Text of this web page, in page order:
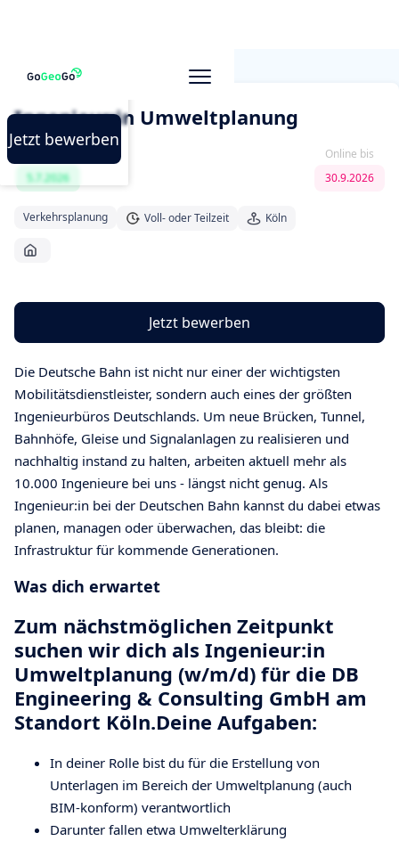
Jetzt bewerben
Alle Jobs
Ingenieur:in Umweltplanung
5.7.2026
Online bis
30.9.2026
Verkehrsplanung Voll- oder Teilzeit Köln
Jetzt bewerben
Die Deutsche Bahn ist nicht nur einer der wichtigsten
Mobilitätsdienstleister, sondern auch eines der größten
Ingenieurbüros Deutschlands. Um neue Brücken, Tunnel,
Bahnhöfe, Gleise und Signalanlagen zu realisieren und
nachhaltig instand zu halten, arbeiten aktuell mehr als
10.000 Ingenieure bei uns - längst nicht genug. Als
Ingenieur:in bei der Deutschen Bahn kannst du dabei etwas
planen, managen oder überwachen, das bleibt: die
Infrastruktur für kommende Generationen.
Was dich erwartet
Zum nächstmöglichen Zeitpunkt
suchen wir dich als Ingenieur:in
Umweltplanung (w/m/d) für die DB
Engineering & Consulting GmbH am
Standort Köln.Deine Aufgaben:
In deiner Rolle bist du für die Erstellung von
Unterlagen im Bereich der Umweltplanung (auch
BIM-konform) verantwortlich
Darunter fallen etwa Umwelterklärung